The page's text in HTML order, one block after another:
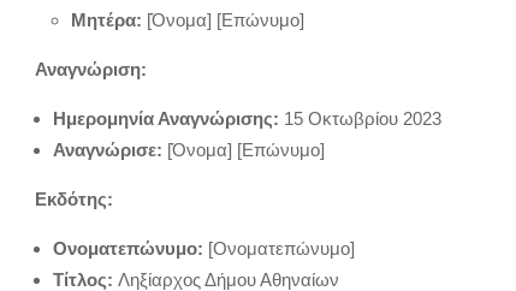
Μητέρα: [Όνομα] [Επώνυμο]
Αναγνώριση:
Ημερομηνία Αναγνώρισης: 15 Οκτωβρίου 2023
Αναγνώρισε: [Όνομα] [Επώνυμο]
Εκδότης:
Ονοματεπώνυμο: [Ονοματεπώνυμο]
Τίτλος: Ληξίαρχος Δήμου Αθηναίων